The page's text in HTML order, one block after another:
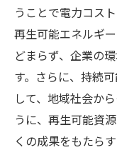
産業界で
割
再生可
効率的な
ップ
再生可能
うことで電力コス
再生可能エネルギ
どまらず、企業の
す。さらに、持続
して、地域社会か
うに、再生可能資
くの成果をもたら